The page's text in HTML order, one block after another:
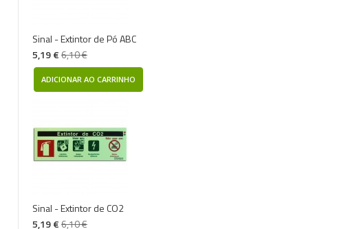
Sinal - Extintor de Pó ABC
5,19 €6,10 €
ADICIONAR AO CARRINHO
Sinal - Extintor de CO2
5,19 €6,10 €